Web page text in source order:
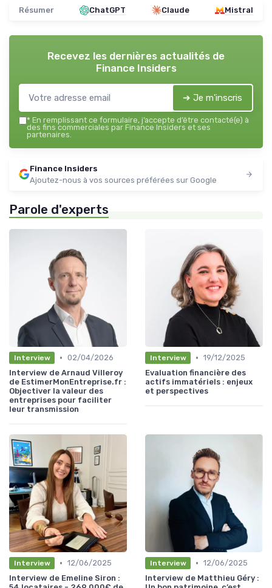
Résumer ChatGPT Claude Mistral
Recevez les dernières actualités de
Finance Insiders
➔ Je m'inscris
* En remplissant ce formulaire, j’accepte d’être contacté(e) à
des fins commerciales par Finance Insiders et ses
partenaires.
Finance Insiders
Ajoutez-nous à vos sources préférées sur Google
Parole d'experts
Interview • 02/04/2026
Interview de Arnaud Villeroy
de EstimerMonEntreprise.fr :
Objectiver la valeur des
entreprises pour faciliter
leur transmission
Interview • 19/12/2025
Evaluation financière des
actifs immatériels : enjeux
et perspectives
Interview • 12/06/2025
Interview de Emeline Siron :
Interview • 12/06/2025
Interview de Matthieu Géry :